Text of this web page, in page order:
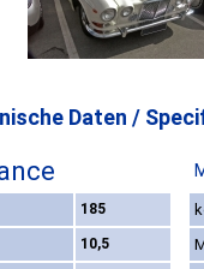
Daten /
185
10,5